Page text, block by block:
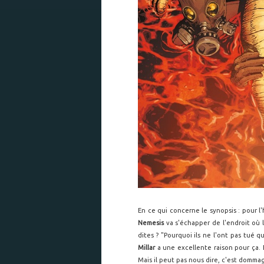
En ce qui concerne le synopsis : pour
Nemesisva s'échapper de l'endroit où
dites ? "Pourquoi ils ne l'ont pas tué
Millara une excellente raison pour
Mais il peut pas nous dire, c'est